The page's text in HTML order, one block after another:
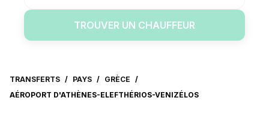
TROUVER UN CHAUFFEUR
TRANSFERTS / PAYS / GRÈCE /
AÉROPORT D'ATHÈNES-ELEFTHÉRIOS-VENIZÉLOS